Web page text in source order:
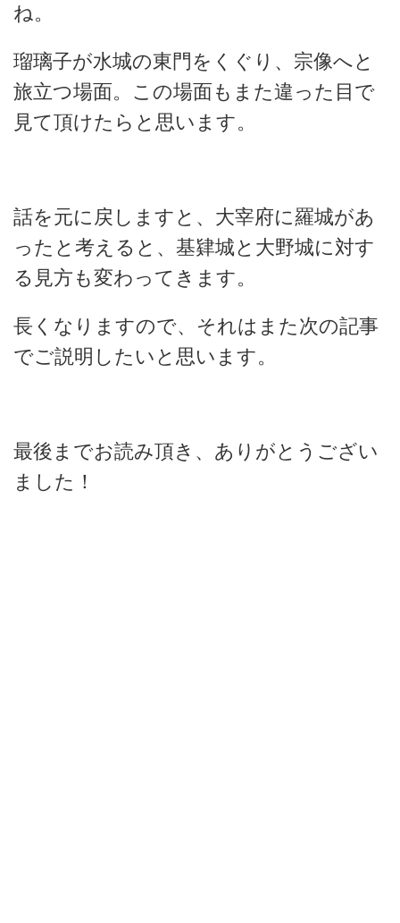
ね。
瑠璃子が水城の東門をくぐり、宗像へと
旅立つ場面。この場面もまた違った目で
見て頂けたらと思います。
話を元に戻しますと、大宰府に羅城があ
ったと考えると、基肄城と大野城に対す
る見方も変わってきます。
長くなりますので、それはまた次の記事
でご説明したいと思います。
最後までお読み頂き、ありがとうござい
ました！